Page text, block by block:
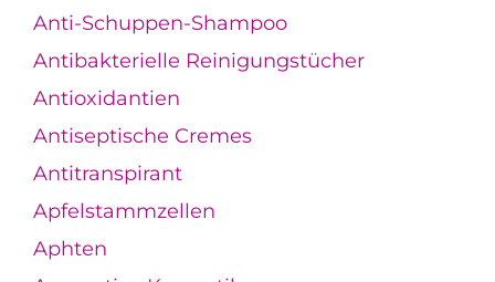
Anti-Schuppen-Shampoo
Antibakterielle Reinigungstücher
Antioxidantien
Antiseptische Cremes
Antitranspirant
Apfelstammzellen
Aphten